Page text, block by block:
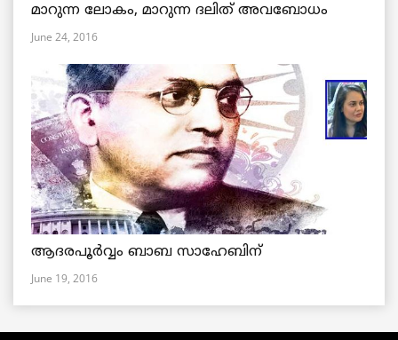
മാറുന്ന ലോകം, മാറുന്ന ദലിത് അവബോധം
June 24, 2016
ആദരപൂര്‍വ്വം ബാബ സാഹേബിന്
June 19, 2016